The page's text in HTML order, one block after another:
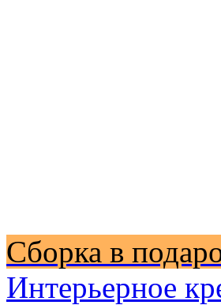
Сборка в
Интерьерное